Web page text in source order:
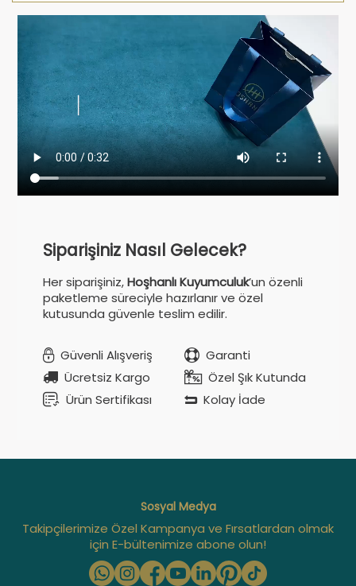
Siparişiniz Nasıl Gelecek?
Her siparişiniz,Hoşhanlı Kuyumculuk’un özenli
paketleme süreciyle hazırlanır ve özel
kutusunda güvenle teslim edilir.
Güvenli Alışveriş
Garanti
Ücretsiz Kargo
Özel Şık Kutunda
Ürün Sertifikası
Kolay İade
Sosyal Medya
Takipçilerimize Özel Kampanya ve Fırsatlardan olmak
için E-bültenimize abone olun!